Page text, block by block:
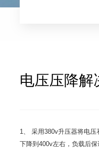
电压压降解
1、 采用380v升压器将电
下降到400v左右，负载后保